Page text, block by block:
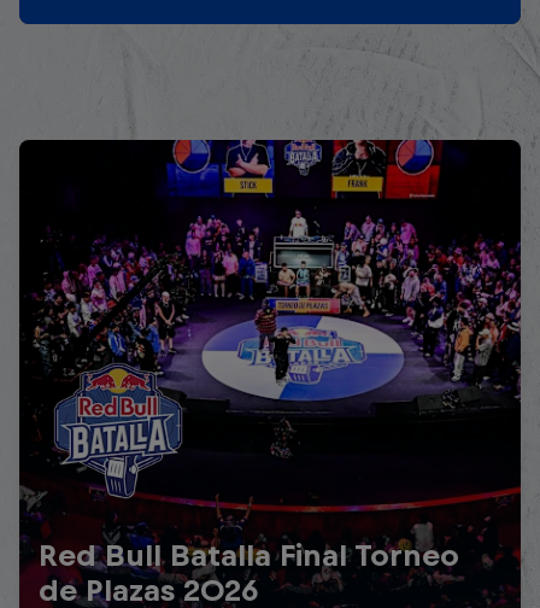
Red Bull Batalla Final Torneo
de Plazas 2026